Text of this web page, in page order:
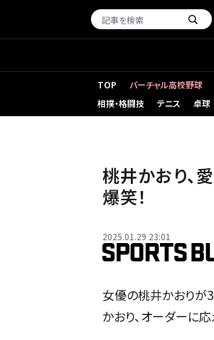
TOP バーチャル高校野球
相撲・格闘技
テニス 卓球
桃井かおり、
爆笑！
2025.01.29 23:01
女優の桃井かおりが
かおり、オーダーに